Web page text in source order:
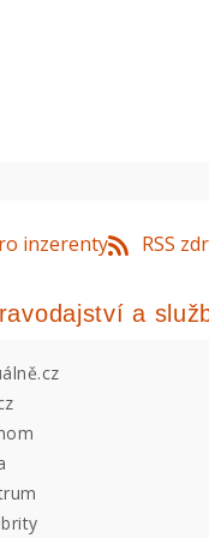
inzerenty RSS
a